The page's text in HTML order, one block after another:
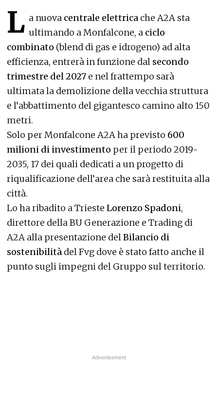
L a nuova centrale elettrica che A2A sta
ultimando a Monfalcone, a ciclo
combinato (blend di gas e idrogeno) ad alta
efficienza, entrerà in funzione dal secondo
trimestre del 2027 e nel frattempo sarà
ultimata la demolizione della vecchia struttura
e l’abbattimento del gigantesco camino alto 150
metri.
Solo per Monfalcone A2A ha previsto 600
milioni di investimento per il periodo 2019-
2035, 17 dei quali dedicati a un progetto di
riqualificazione dell’area che sarà restituita alla
città.
Lo ha ribadito a Trieste Lorenzo Spadoni,
direttore della BU Generazione e Trading di
A2A alla presentazione delBilancio di
sostenibilità del Fvg dove è stato fatto anche il
punto sugli impegni del Gruppo sul territorio.